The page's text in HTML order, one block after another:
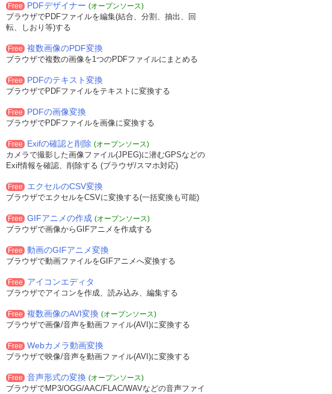
Free PDFデザイナー (オープンソース)
ブラウザでPDFファイルを編集(結合、分割、抽出、回
転、しおり等)する
Free 複数画像のPDF変換
ブラウザで複数の画像を1つのPDFファイルにまとめる
Free PDFのテキスト変換
ブラウザでPDFファイルをテキストに変換する
Free PDFの画像変換
ブラウザでPDFファイルを画像に変換する
Free Exifの確認と削除 (オープンソース)
カメラで撮影した画像ファイル(JPEG)に潜むGPSなどの
Exif情報を確認、削除する (ブラウザ/スマホ対応)
Free エクセルのCSV変換
ブラウザでエクセルをCSVに変換する(一括変換も可能)
Free GIFアニメの作成 (オープンソース)
ブラウザで画像からGIFアニメを作成する
Free 動画のGIFアニメ変換
ブラウザで動画ファイルをGIFアニメへ変換する
Free アイコンエディタ
ブラウザでアイコンを作成、読み込み、編集する
Free 複数画像のAVI変換 (オープンソース)
ブラウザで画像/音声を動画ファイル(AVI)に変換する
Free Webカメラ動画変換
ブラウザで映像/音声を動画ファイル(AVI)に変換する
Free 音声形式の変換 (オープンソース)
ブラウザでMP3/OGG/AAC/FLAC/WAVなどの音声ファイ